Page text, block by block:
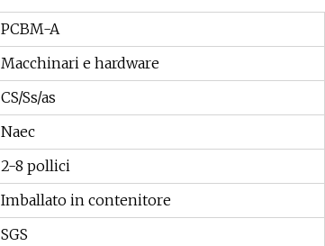
PCBM-A
Macchinari e hardware
CS/Ss/as
Naec
2-8 pollici
Imballato in contenitore
SGS